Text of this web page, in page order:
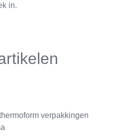
in.
verpakkingen